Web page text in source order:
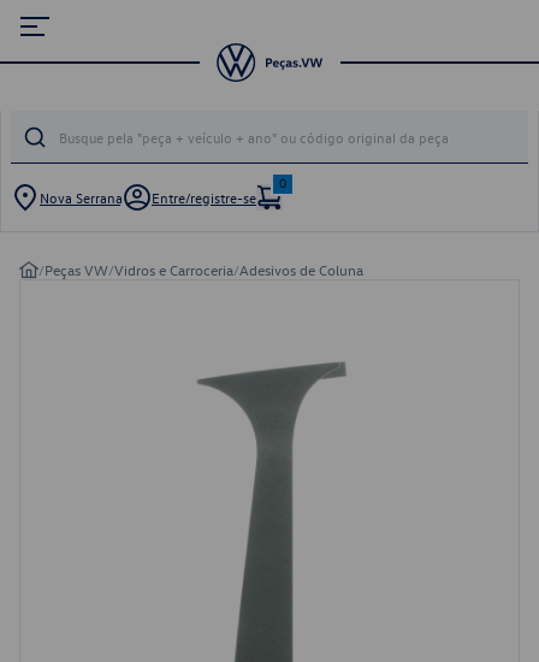
Nova Serrana Entre/registre-se
0
/Peças VW/Vidros e Carroceria/Adesivos de Coluna